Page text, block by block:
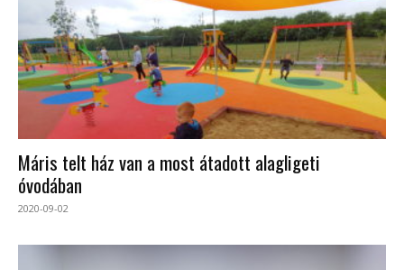
Máris telt ház van a most átadott alagligeti
óvodában
2020-09-02